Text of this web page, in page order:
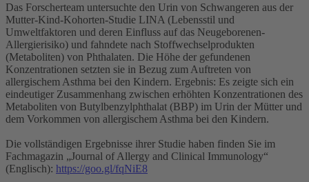
Das Forscherteam untersuchte den Urin von Schwangeren aus der
Mutter-Kind-Kohorten-Studie LINA (Lebensstil und
Umweltfaktoren und deren Einfluss auf das Neugeborenen-
Allergierisiko) und fahndete nach Stoffwechselprodukten
(Metaboliten) von Phthalaten. Die Höhe der gefundenen
Konzentrationen setzten sie in Bezug zum Auftreten von
allergischem Asthma bei den Kindern. Ergebnis: Es zeigte sich ein
eindeutiger Zusammenhang zwischen erhöhten Konzentrationen des
Metaboliten von Butylbenzylphthalat (BBP) im Urin der Mütter und
dem Vorkommen von allergischem Asthma bei den Kindern.
Die vollständigen Ergebnisse ihrer Studie haben finden Sie im
Fachmagazin „Journal of Allergy and Clinical Immunology“
(Englisch): https://goo.gl/fqNiE8